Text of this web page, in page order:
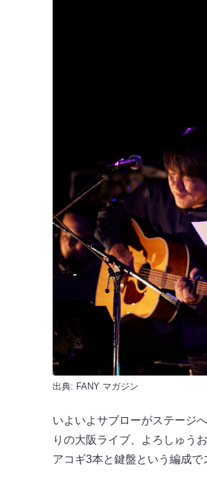
出典: FANY マガジン
いよいよサブローがステージ
りの大阪ライブ、よろしゅう
アコギ3本と鍵盤という編成で